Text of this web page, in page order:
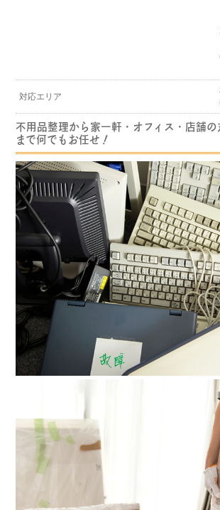
対応エリア
不用品整理から家一軒・オフィス・店舗
まで何でもお任せ！